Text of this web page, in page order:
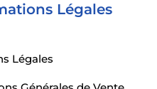
Légales
Légales